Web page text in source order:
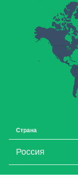
Страна
Россия